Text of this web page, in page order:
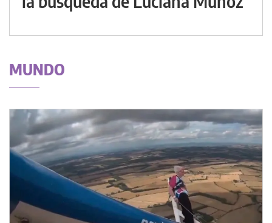
MUNDO